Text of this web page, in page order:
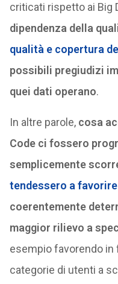
criticati rispetto ai Big
dipendenza della
qualità e copertura
possibili pregiudizi
quei dati operano.
In altre parole, cosa
Code ci fossero
semplicemente
tendessero a favorire
coerentemente
maggior rilievo a
esempio favorendo
categorie di utenti a